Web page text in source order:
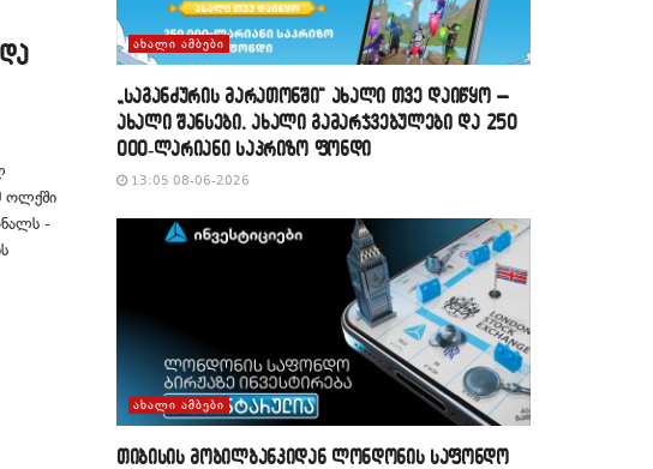
ოლქში
-
ᲐᲮᲐᲚᲘ ᲐᲛᲑᲔᲑᲘ
„საგანძურის მარათონში“ ახალი თვე დაიწყო –
ახალი შანსები, ახალი გამარჯვებულები და 250
000-ლარიანი საპრიზო ფონდი
13:05 08-06-2026
ᲐᲮᲐᲚᲘ ᲐᲛᲑᲔᲑᲘ
თიბისის მობილბანკიდან ლონდონის საფონდო